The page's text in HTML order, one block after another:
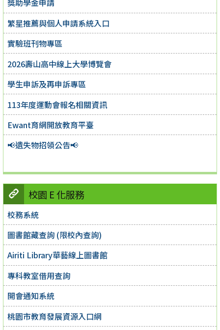
獎助學金申請
繁星推薦與個人申請系統入口
實驗班刊物專區
2026壽山高中線上大學博覽會
學生申訴及再申訴專區
113年度運動會報名相關資訊
Ewant育網開放教育平臺
📢遺失物招領公告📢
校園 E 化服務
校務系統
圖書館藏查詢 (限校內查詢)
Airiti Library華藝線上圖書館
專科教室借用查詢
開會通知系統
桃園市教育發展資源入口網